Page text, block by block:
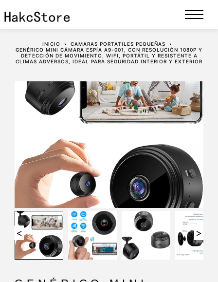
INICIO
CAMARAS PORTATILES PEQUEÑAS
GENÉRICO MINI CÁMARA ESPÍA A9-001, CON RESOLUCIÓN 1080P Y
DETECCIÓN DE MOVIMIENTO, WIFI, PORTÁTIL Y RESISTENTE A
CLIMAS ADVERSOS, IDEAL PARA SEGURIDAD INTERIOR Y EXTERIOR
< >